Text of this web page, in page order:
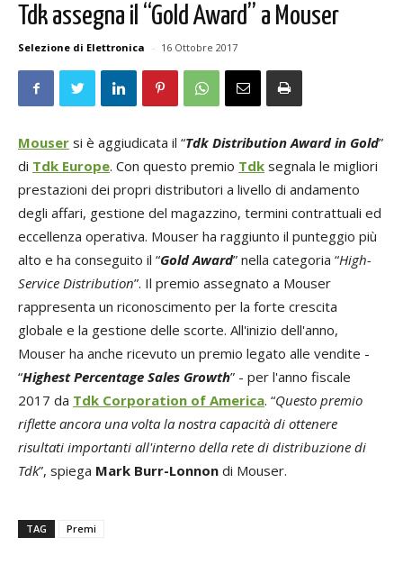
Tdk assegna il “Gold Award” a Mouser
Selezione di Elettronica - 16 Ottobre 2017
Mouser si è aggiudicata il “Tdk Distribution Award in Gold”
di Tdk Europe. Con questo premio Tdk segnala le migliori
prestazioni dei propri distributori a livello di andamento
degli affari, gestione del magazzino, termini contrattuali ed
eccellenza operativa. Mouser ha raggiunto il punteggio più
alto e ha conseguito il “Gold Award” nella categoria “High-
Service Distribution”. Il premio assegnato a Mouser
rappresenta un riconoscimento per la forte crescita
globale e la gestione delle scorte. All'inizio dell'anno,
Mouser ha anche ricevuto un premio legato alle vendite -
“Highest Percentage Sales Growth” - per l'anno fiscale
2017 da Tdk Corporation of America. “Questo premio
riflette ancora una volta la nostra capacità di ottenere
risultati importanti all'interno della rete di distribuzione di
Tdk”, spiega Mark Burr-Lonnon di Mouser.
TAG Premi